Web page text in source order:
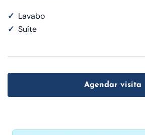
✓ Lavabo
✓ Suíte
Agendar visita